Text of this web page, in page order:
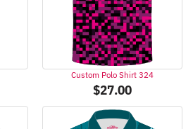
Custom Polo Shirt 324
$27.00